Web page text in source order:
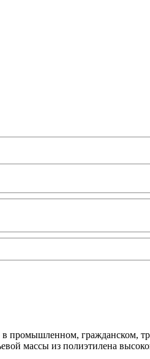
гражданском,
массы из полиэтилена